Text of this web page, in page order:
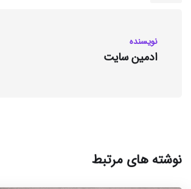
نویسنده
ادمین سایت
نوشته های مرتبط